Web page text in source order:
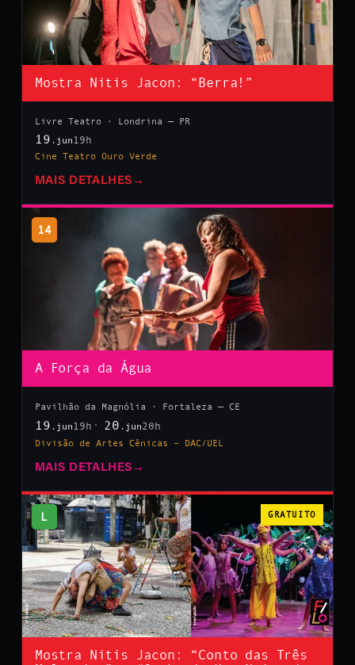
Mostra Nitis Jacon: “Berra!”
Livre Teatro · Londrina — PR
19 .jun 19h
Cine Teatro Ouro Verde
MAIS DETALHES →
14
A Força da Água
Pavilhão da Magnólia · Fortaleza — CE
19 .jun 19h 20 .jun20h
Divisão de Artes Cênicas – DAC/UEL
MAIS DETALHES →
L GRATUITO
Mostra Nitis Jacon: “Conto das Três